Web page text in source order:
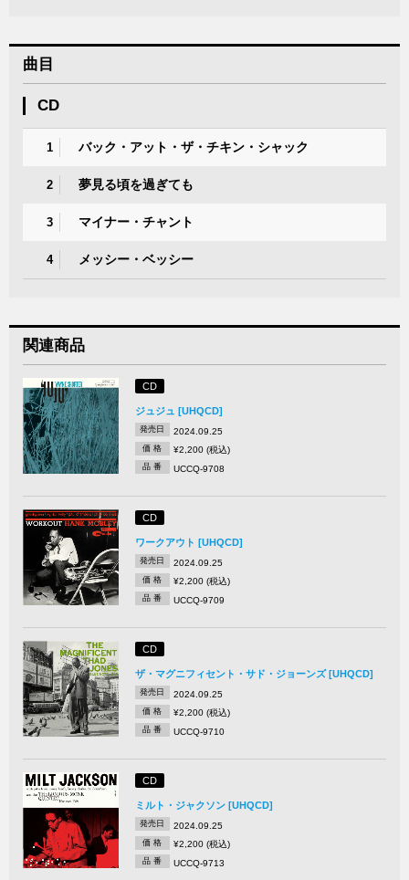
曲目
CD
1 バック・アット・ザ・チキン・シャック
2 夢見る頃を過ぎても
3 マイナー・チャント
4 メッシー・ベッシー
関連商品
CD
ジュジュ [UHQCD]
発売日 2024.09.25
価 格 ¥2,200 (税込)
品 番 UCCQ-9708
CD
ワークアウト [UHQCD]
発売日 2024.09.25
価 格 ¥2,200 (税込)
品 番 UCCQ-9709
CD
ザ・マグニフィセント・サド・ジョーンズ [UHQCD]
発売日 2024.09.25
価 格 ¥2,200 (税込)
品 番 UCCQ-9710
CD
ミルト・ジャクソン [UHQCD]
発売日 2024.09.25
価 格 ¥2,200 (税込)
品 番 UCCQ-9713